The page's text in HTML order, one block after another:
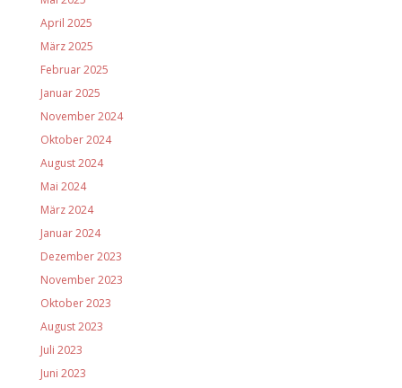
April 2025
März 2025
Februar 2025
Januar 2025
November 2024
Oktober 2024
August 2024
Mai 2024
März 2024
Januar 2024
Dezember 2023
November 2023
Oktober 2023
August 2023
Juli 2023
Juni 2023